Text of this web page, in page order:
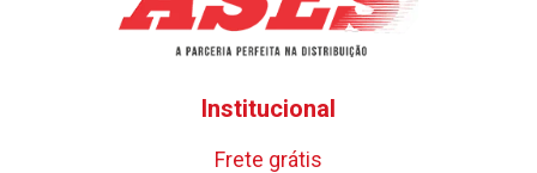
Institucional
Frete grátis